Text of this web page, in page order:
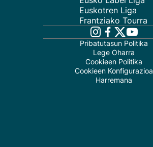
Euskotren Liga
Frantziako Tourra
Pribatutasun Politika
Lege Oharra
Cookieen Politika
Cookieen Konfigurazioa
Harremana